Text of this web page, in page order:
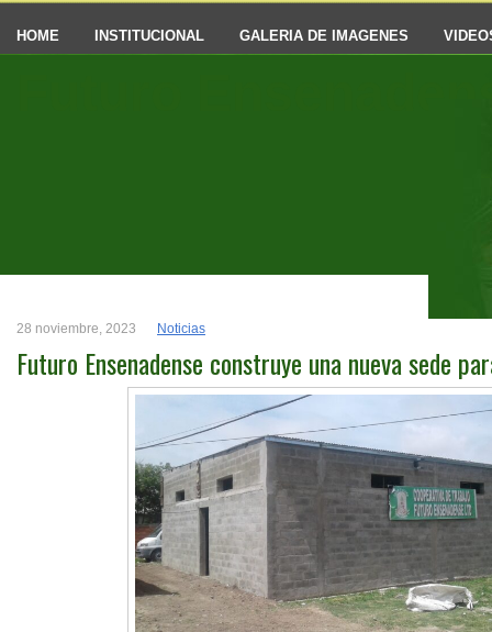
HOME INSTITUCIONAL GALERIA DE IMAGENES
28 noviembre, 2023 Noticias
Futuro Ensenadense construye una nueva sede